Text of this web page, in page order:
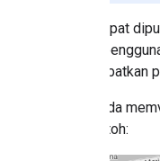
Peta dapat
lokasi
menambatkan
Jika Anda
ini. Contoh: